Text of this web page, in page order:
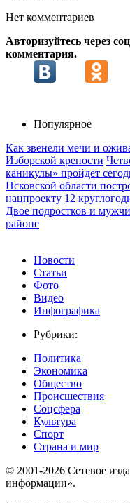
Нет комментариев
Авторизуйтесь через
комментария.
Популярное
Как звенели мечи и
Изборской крепости
каникулы» пройдёт
Псковской области
нацпроекту 12
Двое подростков и
районе
Новости
Статьи
Фото
Видео
Инфографика
Рубрики:
Политика
Экономика
Общество
Происшествия
Соцсфера
Культура
Спорт
Страна и мир
© 2001-2026 Сетевое
информации».